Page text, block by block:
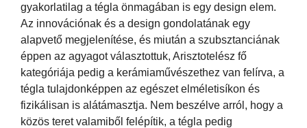
gyakorlatilag a tégla önmagában is egy design elem.
Az innovációnak és a design gondolatának egy
alapvető megjelenítése, és miután a szubsztanciának
éppen az agyagot választottuk, Arisztotelész fő
kategóriája pedig a kerámiaművészethez van felírva, a
tégla tulajdonképpen az egészet elméletisíkon és
fizikálisan is alátámasztja. Nem beszélve arról, hogy a
közös teret valamiből felépítik, a tégla pedig